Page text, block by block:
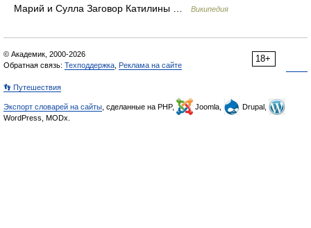
Марий и Сулла Заговор Катилины …
Википедия
18+
© Академик, 2000-2026
Обратная связь: Техподдержка Реклама на сайте
👣 Путешествия
Экспорт словарей на сайты , сделанные на PHP, Joomla,
Drupal,
WordPress, MODx.